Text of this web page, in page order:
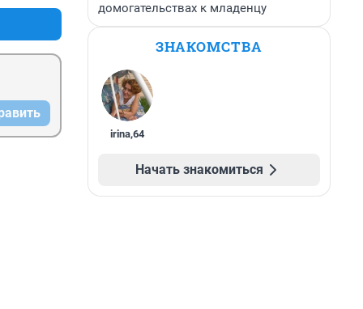
домогательствах к младенцу
ЗНАКОМСТВА
irina,64
Начать знакомиться